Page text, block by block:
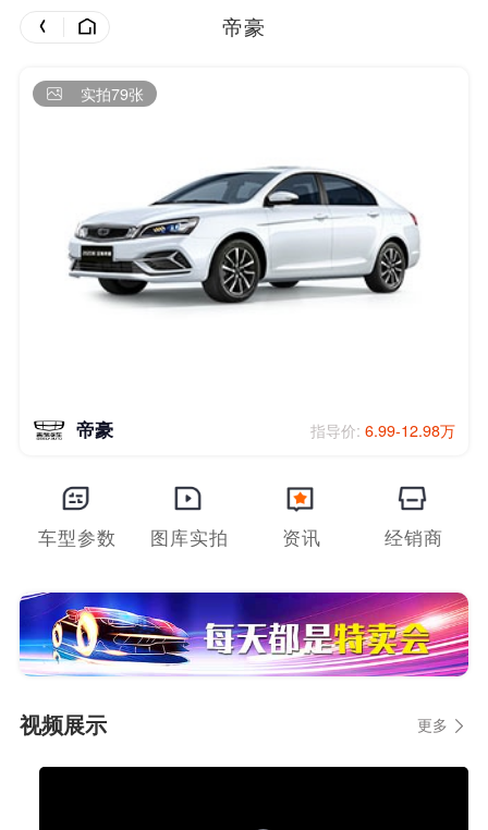
帝豪
实拍79张
帝豪 指导价: 6.99-12.98万
车型参数 图库实拍 资讯 经销商
视频展示 更多